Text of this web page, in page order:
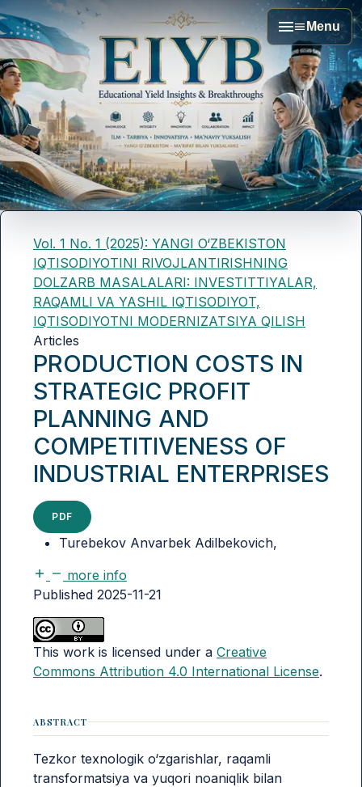
Menu
Vol. 1 No. 1 (2025): YANGI O‘ZBEKISTON
IQTISODIYOTINI RIVOJLANTIRISHNING
DOLZARB MASALALARI: INVESTITTIYALAR,
RAQAMLI VA YASHIL IQTISODIYOT,
IQTISODIYOTNI MODERNIZATSIYA QILISH
Articles
PRODUCTION COSTS IN
STRATEGIC PROFIT
PLANNING AND
COMPETITIVENESS OF
INDUSTRIAL ENTERPRISES
PDF
Turebekov Anvarbek Adilbekovich,
more info
Published 2025-11-21
This work is licensed under a Creative
Commons Attribution 4.0 International License.
ABSTRACT
Tezkor texnologik o‘zgarishlar, raqamli
transformatsiya va yuqori noaniqlik bilan